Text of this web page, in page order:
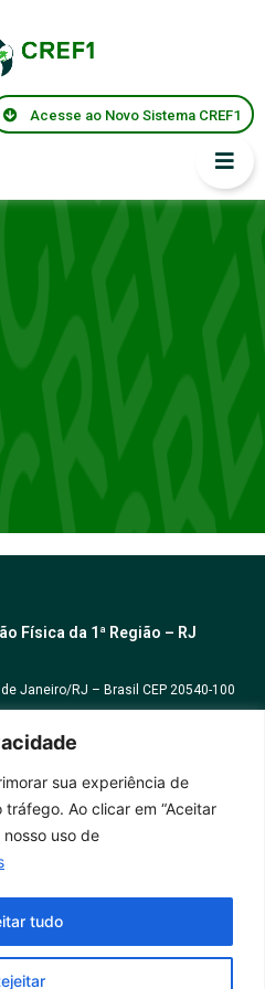
sua experiência de
Ao clicar em “Aceitar
uso de
tudo
Acesse ao Novo Sistema CREF1
Física da 1ª Região – RJ
Janeiro/RJ – Brasil CEP 20540-100